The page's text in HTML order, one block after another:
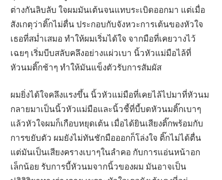
ต่างกันลิบลับ ใจผมมันเต้นจนแทบระเบิดออกมา แต่เมื่อ
สังเกตุว่าติ๊กไม่ตื่น ประกอบกับจังหวะการเต้นของหัวใจ
เธอที่สม่ำเสมอ ทำให้ผมเริ่มได้ใจ จากมือที่เคยวางไว้
เฉยๆ เริ่มบีบสลับคลึงอย่างแผ่วเบา นิ้วหัวแม่มือไล้ที่
หัวนมติ๊กช้าๆ ทำให้มันแข็งตัวรับการสัมผัส
ผมยิ่งได้ใจคลึงแรงขึ้น นิ้วหัวแม่มือที่เคยไล้ไปมาที่หัวนม
กลายมาเป็นนิ้วหัวแม่มือและนิ้วชี้ที่บี้บดหัวนมติ๊กเบาๆ
แล้วหัวใจผมก็เกือบหยุดเต้น เมื่อได้ยินเสียงติ๊กพร้อมกับ
การขยับตัว ผมยังไม่ทันชักมือออกก็โล่งใจ ติ๊กไม่ได้ตื่น
แต่มันเป็นเสียงครางเบาๆในลำคอ กับการแอ่นหน้าอก
เล็กน้อย รับการบี้หัวนมจากนิ้วของผม มันอาจเป็น